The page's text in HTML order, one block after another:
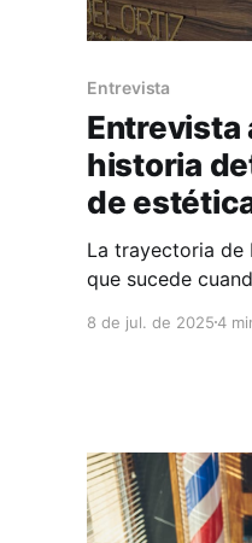
Entrevista
Entrevista
historia
de
La trayectoria de
que sucede
por el cuidado
8 de jul. de 20254